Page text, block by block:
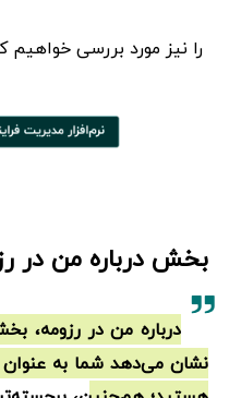
را نیز مورد بررسی خواهیم
بخش درباره من در
درباره من در رزومه،
نشان می‌دهد شما به